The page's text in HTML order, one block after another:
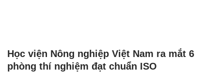
Học viện Nông nghiệp Việt Nam ra mắt 6
phòng thí nghiệm đạt chuẩn ISO